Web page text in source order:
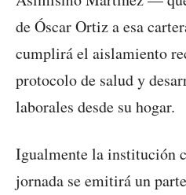
de Óscar Ortiz a esa
cumplirá el aislamiento
protocolo de salud y
laborales desde su hogar.
Igualmente la institución
jornada se emitirá un